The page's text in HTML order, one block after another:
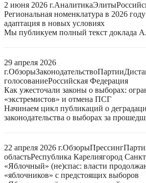
2 июня 2026 г.АналитикаЭлиты
Региональная номенклатура в 2026
адаптация в новых условиях
Мы публикуем полный текст доклада
29 апреля 2026
г.ОбзорыЗаконодательствоПартии
голосованиеРоссийская Федерация
Как ужесточали законы о выборах:
«экстремистов» и отмена ПСГ
Начинаем цикл публикаций о
законодательства о выборах за
22 апреля 2026 г.ОбзорыПрессинг
областьРеспублика Карелиягород
«Яблочный» (не)спас: власти
«яблочников» с предстоящих выборов